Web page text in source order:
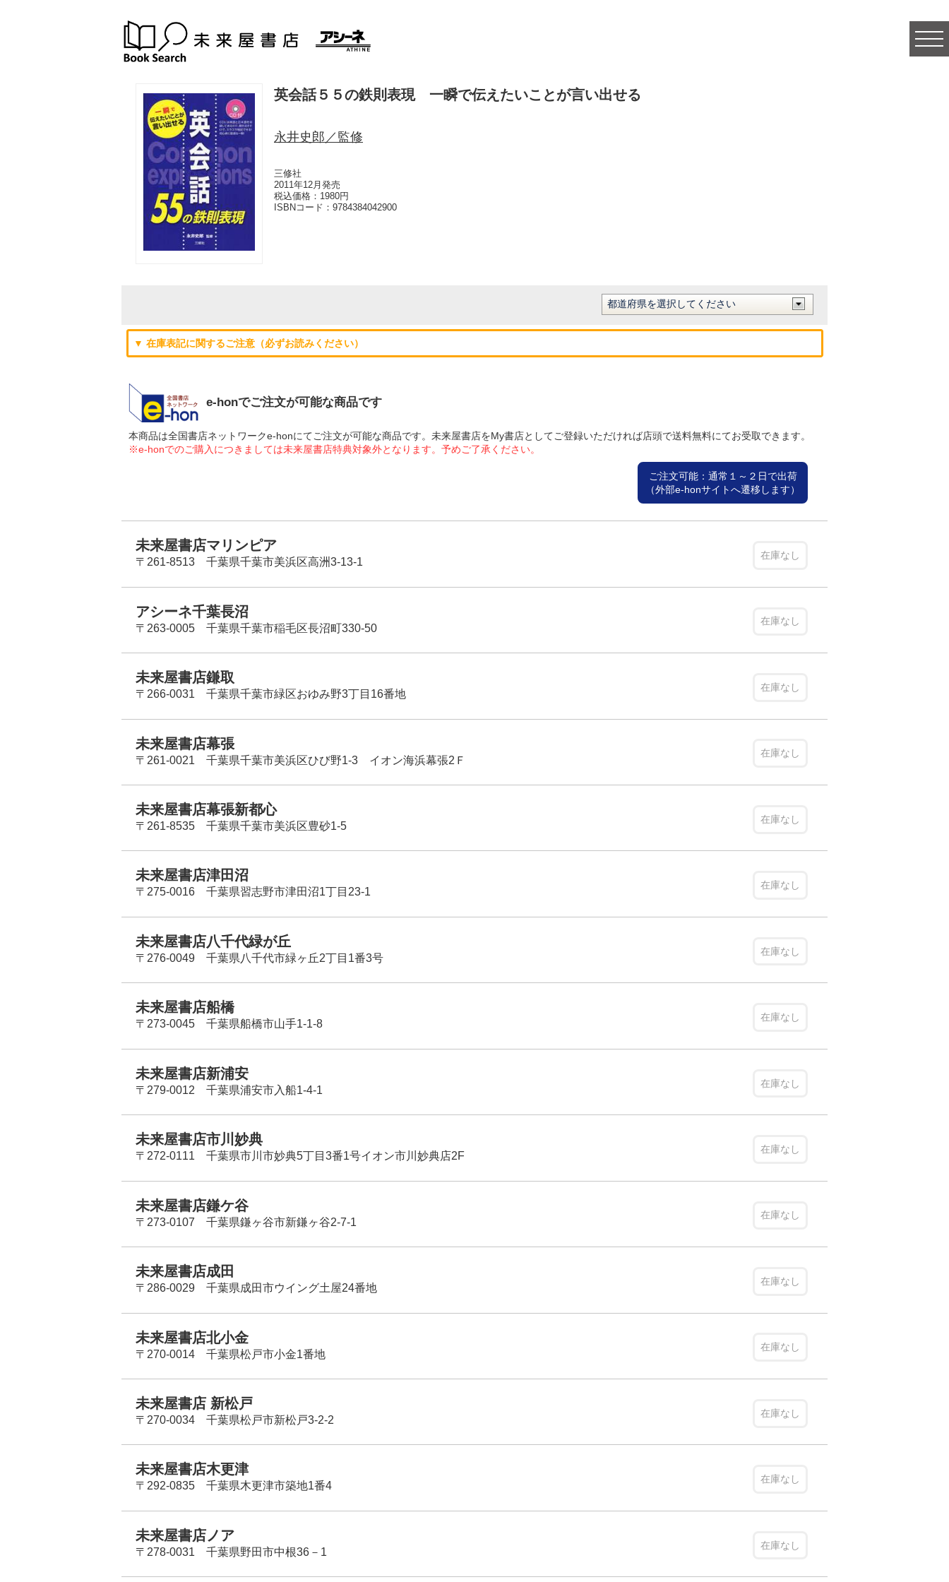
英会話５５の鉄則表現 一瞬で伝えたいことが言い出せる
永井史郎／監修
三修社
2011年12月発売
税込価格：1980円
ISBNコード： 9784384042900
▼ 在庫表記に関するご注意（必ずお読みください）
e-honでご注文が可能な商品です
本商品は全国書店ネットワークe-honにてご注文が可能な商品です。未来屋書店をMy書店としてご登録いただければ店頭で送料無料にてお受取できます。
※e-honでのご購入につきましては未来屋書店特典対象外となります。予めご了承ください。
ご注文可能：通常１～２日で出荷
（外部e-honサイトへ遷移します）
未来屋書店マリンピア
〒261-8513 千葉県千葉市美浜区高洲3-13-1
在庫なし
アシーネ千葉長沼
〒263-0005 千葉県千葉市稲毛区長沼町330-50
在庫なし
未来屋書店鎌取
〒266-0031 千葉県千葉市緑区おゆみ野3丁目16番地
在庫なし
未来屋書店幕張
〒261-0021 千葉県千葉市美浜区ひび野1-3 イオン海浜幕張2Ｆ
在庫なし
未来屋書店幕張新都心
〒261-8535 千葉県千葉市美浜区豊砂1-5
在庫なし
未来屋書店津田沼
〒275-0016 千葉県習志野市津田沼1丁目23-1
在庫なし
未来屋書店八千代緑が丘
〒276-0049 千葉県八千代市緑ヶ丘2丁目1番3号
在庫なし
未来屋書店船橋
〒273-0045 千葉県船橋市山手1-1-8
在庫なし
未来屋書店新浦安
〒279-0012 千葉県浦安市入船1-4-1
在庫なし
未来屋書店市川妙典
〒272-0111 千葉県市川市妙典5丁目3番1号イオン市川妙典店2F
在庫なし
未来屋書店鎌ケ谷
〒273-0107 千葉県鎌ヶ谷市新鎌ヶ谷2-7-1
在庫なし
未来屋書店成田
〒286-0029 千葉県成田市ウイング土屋24番地
在庫なし
未来屋書店北小金
〒270-0014 千葉県松戸市小金1番地
在庫なし
未来屋書店 新松戸
〒270-0034 千葉県松戸市新松戸3-2-2
在庫なし
未来屋書店木更津
〒292-0835 千葉県木更津市築地1番4
在庫なし
未来屋書店ノア
〒278-0031 千葉県野田市中根36－1
在庫なし